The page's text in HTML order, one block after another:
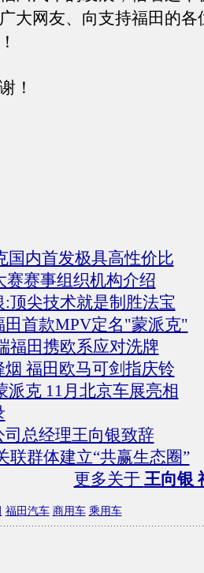
大网友、向支持福田的各
！
国内首发极具高性价比
赛赛事组织机构介绍
顶尖技术就是制胜法宝
田首款MPV定名"蒙派克"
福田携欧系应对洗牌
福田欧马可剑指庆铃
派克 11月北京车展亮相
总经理王向银致辞
联群体建立“共赢生态圈”
更多关于 王向银
福田汽车 商用车 乘用车